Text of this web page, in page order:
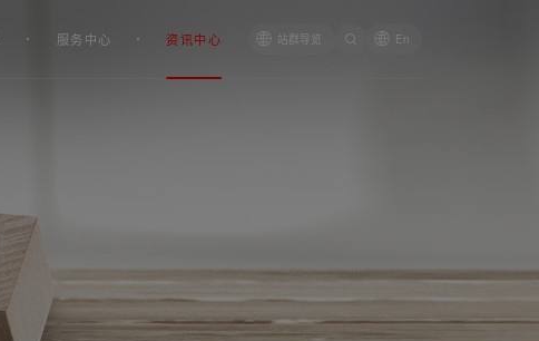
服务中心 资讯中心 站群导览 En